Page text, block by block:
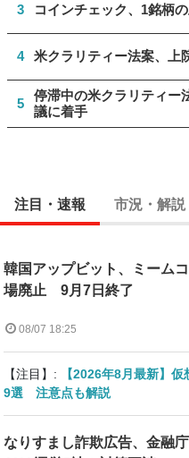
3 コインチェック、1銘柄
4 米クラリティー法案、上
5
停滞中の米クラリティー
議に着手
注目・速報 市況・解説
韓国アップビット、ミーム
場廃止 9月7日終了
08/07 18:25
【注目】:
【2026年8月最新】
9選 注意点も解説
なりすまし詐欺広告、金融